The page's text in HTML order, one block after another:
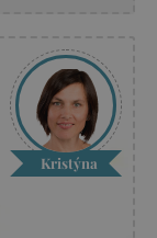
Kristýna